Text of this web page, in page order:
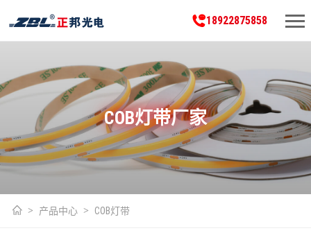
18922875858
COB灯带厂家
产品中心 COB灯带